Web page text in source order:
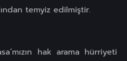
temyiz edilmiştir.
hak arama hürriyeti